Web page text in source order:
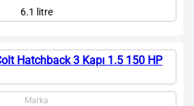
6.1 litre
Hatchback 3 Kapı 1.5 150 HP
Marka